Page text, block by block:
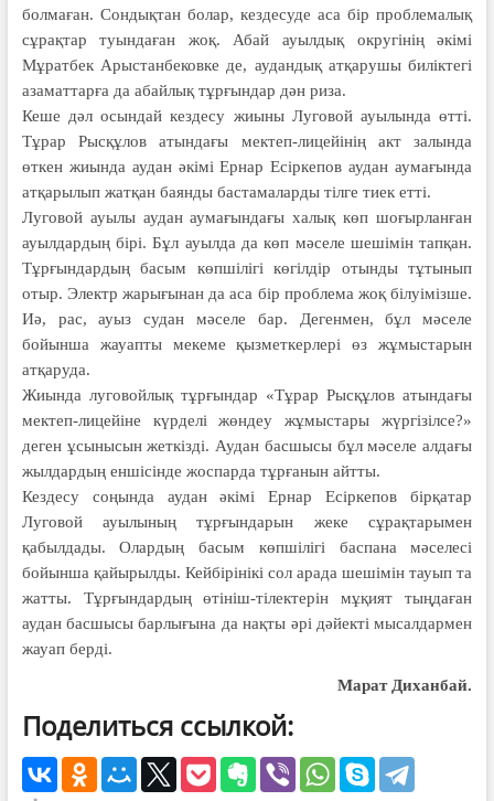
болмаған. Сондықтан болар, кездесуде аса бір проблемалық
сұрақтар туындаған жоқ. Абай ауылдық округінің әкімі
Мұратбек Арыстанбековке де, аудандық атқарушы биліктегі
азаматтарға да абайлық тұрғындар дән риза.
Кеше дәл осындай кездесу жиыны Луговой ауылында өтті.
Тұрар Рысқұлов атындағы мектеп-лицейінің акт залында
өткен жиында аудан әкімі Ернар Есіркепов аудан аумағында
атқарылып жатқан баянды бастамаларды тілге тиек етті.
Луговой ауылы аудан аумағындағы халық көп шоғырланған
ауылдардың бірі. Бұл ауылда да көп мәселе шешімін тапқан.
Тұрғындардың басым көпшілігі көгілдір отынды тұтынып
отыр. Электр жарығынан да аса бір проблема жоқ білуімізше.
Иә, рас, ауыз судан мәселе бар. Дегенмен, бұл мәселе
бойынша жауапты мекеме қызметкерлері өз жұмыстарын
атқаруда.
Жиында луговойлық тұрғындар «Тұрар Рысқұлов атындағы
мектеп-лицейіне күрделі жөндеу жұмыстары жүргізілсе?»
деген ұсынысын жеткізді. Аудан басшысы бұл мәселе алдағы
жылдардың еншісінде жоспарда тұрғанын айтты.
Кездесу соңында аудан әкімі Ернар Есіркепов бірқатар
Луговой ауылының тұрғындарын жеке сұрақтарымен
қабылдады. Олардың басым көпшілігі баспана мәселесі
бойынша қайырылды. Кейбірінікі сол арада шешімін тауып та
жатты. Тұрғындардың өтініш-тілектерін мұқият тыңдаған
аудан басшысы барлығына да нақты әрі дәйекті мысалдармен
жауап берді.
Марат Диханбай.
Поделиться ссылкой: